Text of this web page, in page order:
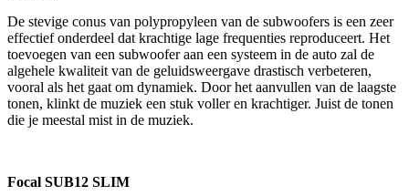
De stevige conus van polypropyleen van de subwoofers is een zeer
effectief onderdeel dat krachtige lage frequenties reproduceert. Het
toevoegen van een subwoofer aan een systeem in de auto zal de
algehele kwaliteit van de geluidsweergave drastisch verbeteren,
vooral als het gaat om dynamiek. Door het aanvullen van de laagste
tonen, klinkt de muziek een stuk voller en krachtiger. Juist de tonen
die je meestal mist in de muziek.
Focal SUB12 SLIM